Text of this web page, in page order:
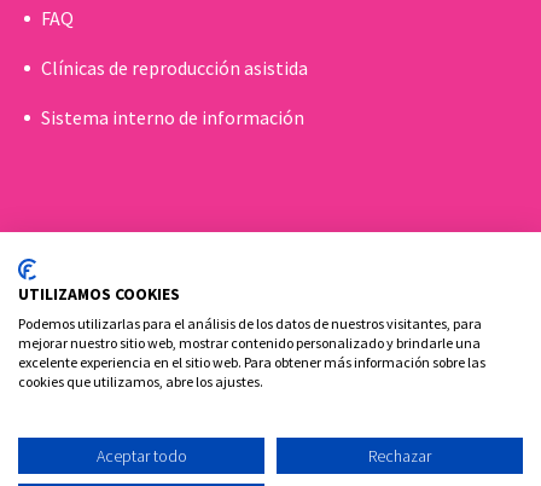
FAQ
Clínicas de reproducción asistida
Sistema interno de información
UTILIZAMOS COOKIES
Podemos utilizarlas para el análisis de los datos de nuestros visitantes, para
mejorar nuestro sitio web, mostrar contenido personalizado y brindarle una
excelente experiencia en el sitio web. Para obtener más información sobre las
cookies que utilizamos, abre los ajustes.
Aceptar todo Rechazar